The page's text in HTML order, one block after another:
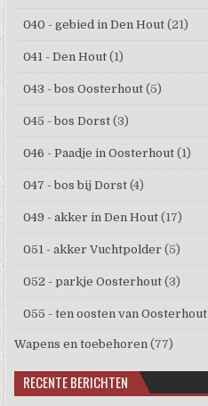
040 - gebied in Den Hout (21)
041 - Den Hout (1)
043 - bos Oosterhout (5)
045 - bos Dorst (3)
046 - Paadje in Oosterhout (1)
047 - bos bij Dorst (4)
049 - akker in Den Hout (17)
051 - akker Vuchtpolder (5)
052 - parkje Oosterhout (3)
055 - ten oosten van Oosterhout
Wapens en toebehoren (77)
RECENTE BERICHTEN